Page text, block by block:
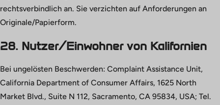
rechtsverbindlich an. Sie verzichten auf Anforderungen an
Originale/Papierform.
28. Nutzer/Einwohner von Kalifornien
Bei ungelösten Beschwerden: Complaint Assistance Unit,
California Department of Consumer Affairs, 1625 North
Market Blvd., Suite N 112, Sacramento, CA 95834, USA; Tel.